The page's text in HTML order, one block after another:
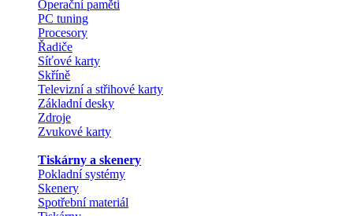
Operační paměti
PC tuning
Procesory
Řadiče
Síťové karty
Skříně
Televizní a střihové karty
Základní desky
Zdroje
Zvukové karty
Tiskárny a skenery
Pokladní systémy
Skenery
Spotřební materiál